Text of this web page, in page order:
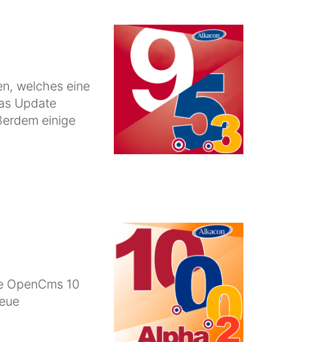
welches eine
Update
einige
OpenCms 10